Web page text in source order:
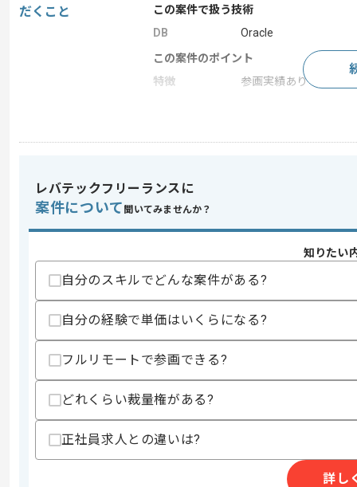
だくこと
この案件で扱う技術
DB
Oracle
この案件のポイント
特徴
参画実績あり
求めるスキル
歓迎スキル
・物流システム開発経験
上記に似た経験やスキルをお持ちであれば申
精算・お支払い
精算条件
有
精算基準時間
支払いサイト
15日
その他募集要項
商談回数
レバテックフリーランスに
案件について 聞いてみませんか？
知りたい
自分のスキルでどんな案件がある?
自分の経験で単価はいくらになる?
フルリモートで参画できる?
どれくらい裁量権がある?
正社員求人との違いは?
詳し